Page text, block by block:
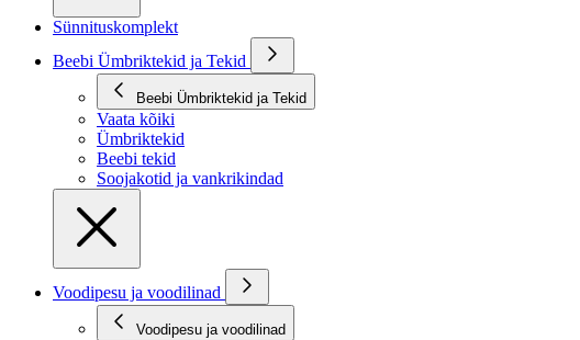
Sünnituskomplekt
Beebi Ümbriktekid ja Tekid
Beebi Ümbriktekid ja Tekid
Vaata kõiki
Ümbriktekid
Beebi tekid
Soojakotid ja vankrikindad
Voodipesu ja voodilinad
Voodipesu ja voodilinad